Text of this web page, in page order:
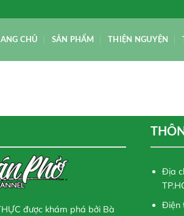
CHỦ SẢN PHẨM THIỆN NGUYỆN
được khám phá bởi Bà
Địa
Điện